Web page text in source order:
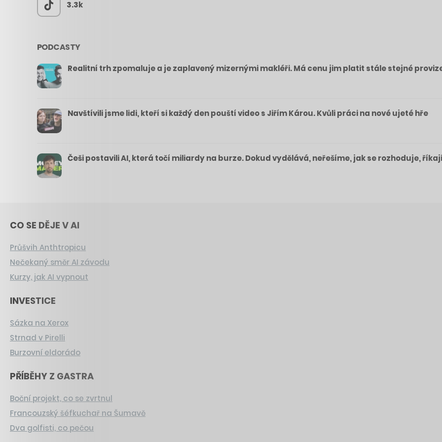
3.3k
PODCASTY
Realitní trh zpomaluje a je zaplavený mizernými makléři. Má cenu jim platit stále stejné
Navštívili jsme lidi, kteří si každý den pouští video s Jiřím Károu. Kvůli práci na nové ujeté hře
Češi postavili AI, která točí miliardy na burze. Dokud vydělává, neřešíme, jak se rozhoduje,
CO SE DĚJE V AI
Průšvih Anthtropicu
Nečekaný směr AI závodu
Kurzy, jak AI vypnout
INVESTICE
Sázka na Xerox
Strnad v Pirelli
Burzovní eldorádo
PŘÍBĚHY Z GASTRA
Boční projekt, co se zvrtnul
Francouzský šéfkuchař na Šumavě
Dva golfisti, co pečou